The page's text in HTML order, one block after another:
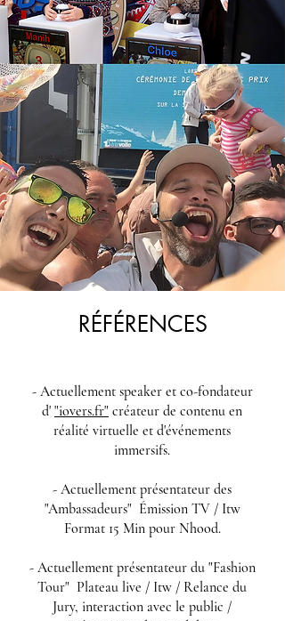
RÉFÉRENCES
- Actuellement speaker et co-fondateur
d' "iovers.fr" créateur de contenu en
réalité virtuelle et d'événements
immersifs.
- Actuellement présentateur des
"Ambassadeurs" Émission TV / Itw
Format 15 Min pour Nhood.
- Actuellement présentateur du "Fashion
Tour" Plateau live / Itw / Relance du
Jury, interaction avec le public /